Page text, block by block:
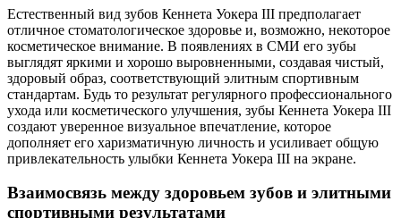
Естественный вид зубов Кеннета Уокера III предполагает
отличное стоматологическое здоровье и, возможно, некоторое
косметическое внимание. В появлениях в СМИ его зубы
выглядят яркими и хорошо выровненными, создавая чистый,
здоровый образ, соответствующий элитным спортивным
стандартам. Будь то результат регулярного профессионального
ухода или косметического улучшения, зубы Кеннета Уокера III
создают уверенное визуальное впечатление, которое
дополняет его харизматичную личность и усиливает общую
привлекательность улыбки Кеннета Уокера III на экране.
Взаимосвязь между здоровьем зубов и элитными
спортивными результатами